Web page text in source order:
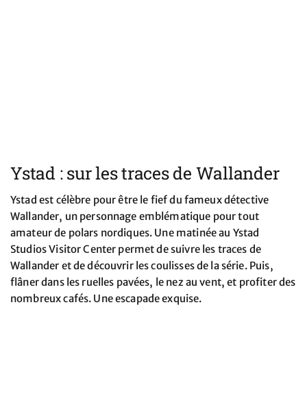
Ystad : sur les traces de Wallander
Ystad est célèbre pour être le fief du fameux détective
Wallander, un personnage emblématique pour tout
amateur de polars nordiques. Une matinée au Ystad
Studios Visitor Center permet de suivre les traces de
Wallander et de découvrir les coulisses de la série. Puis,
flâner dans les ruelles pavées, le nez au vent, et profiter des
nombreux cafés. Une escapade exquise.